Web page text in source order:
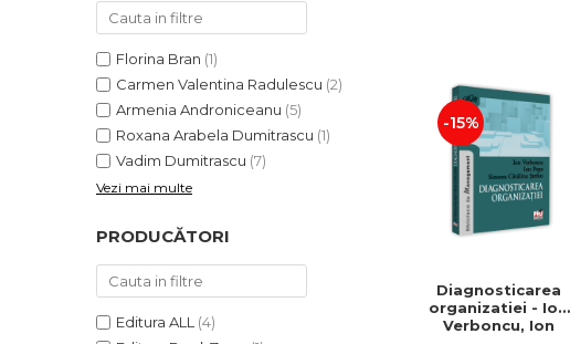
Florina Bran (1)
Carmen Valentina Radulescu (2)
Armenia Androniceanu (5)
Roxana Arabela Dumitrascu (1)
Vadim Dumitrascu (7)
Vezi mai multe
PRODUCĂTORI
Editura ALL (4)
-15%
Diagnosticarea
organizatiei - Ion
Verboncu, Ion